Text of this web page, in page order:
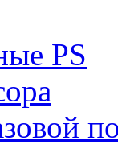
PS